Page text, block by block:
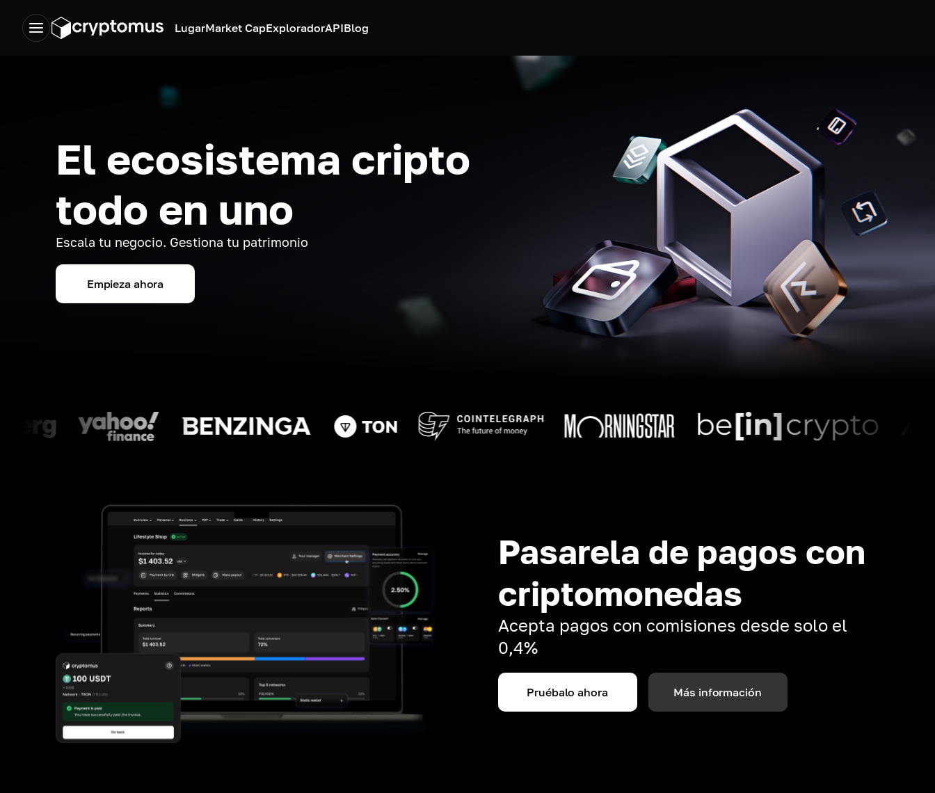
LugarMarket CapExploradorAPIBlog
El ecosistema cripto
todo en uno
Escala tu negocio. Gestiona tu patrimonio
Empieza ahora
Pasarela de pagos con
criptomonedas
Acepta pagos con comisiones desde solo el
0,4%
Pruébalo ahora Más información